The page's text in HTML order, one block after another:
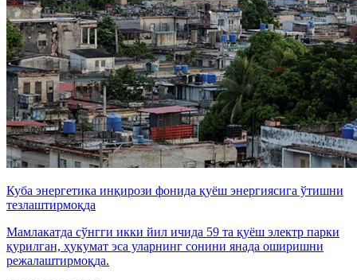
Куба энергетика инқирози фонида қуёш энергиясига ўтишни
тезлаштирмоқда
Мамлакатда сўнгги икки йил ичида 59 та қуёш электр парки
қурилган, ҳукумат эса уларнинг сонини янада оширишни
режалаштирмоқда.